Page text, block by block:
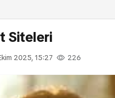
Siteleri
2025, 15:27 226